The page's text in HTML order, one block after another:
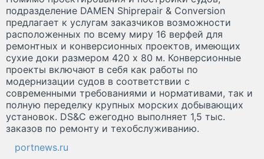
подразделение DAMEN Shiprepair & Conversion
предлагает к услугам заказчиков возможности
расположенных по всему миру 16 верфей для
ремонтных и конверсионных проектов, имеющих
сухие доки размером 420 х 80 м. Конверсионные
проекты включают в себя как работы по
модернизации судов в соответствии с
современными требованиями и нормативами, так и
полную переделку крупных морских добывающих
установок. DS&C ежегодно выполняет 1,5 тыс.
заказов по ремонту и техобслуживанию.
portnews.ru